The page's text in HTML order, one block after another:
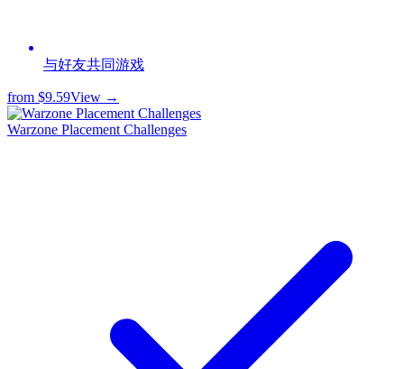
与好友共同游戏
from $9.59View →
Warzone Placement Challenges